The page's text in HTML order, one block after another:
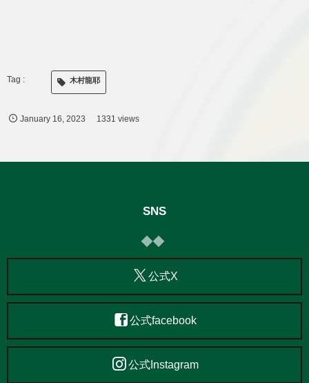
木村龍耶
January 16 ,2023 1331 views
SNS
公式X
公式facebook
公式Instagram